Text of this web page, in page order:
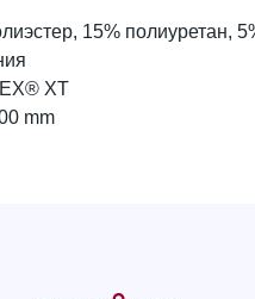
15% полиуретан,
XT
mm